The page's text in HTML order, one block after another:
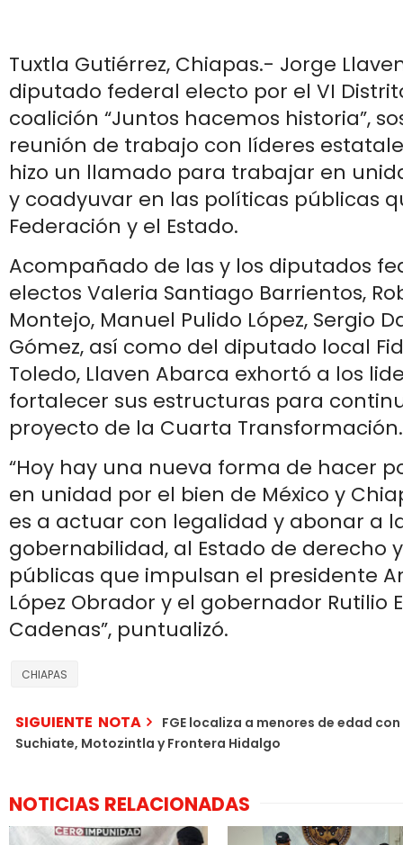
Tuxtla Gutiérrez, Chiapas.- Jorge
diputado federal electo por el VI
coalición “Juntos hacemos historia”,
reunión de trabajo con líderes
hizo un llamado para trabajar en
y coadyuvar en las políticas públicas
Federación y el Estado.
Acompañado de las y los diputados
electos Valeria Santiago Barrientos,
Montejo, Manuel Pulido López, Sergio
Gómez, así como del diputado local
Toledo, Llaven Abarca exhortó a los
fortalecer sus estructuras para
proyecto de la Cuarta
“Hoy hay una nueva forma de hacer
en unidad por el bien de México y
es a actuar con legalidad y abonar a
gobernabilidad, al Estado de derecho
públicas que impulsan el presidente
López Obrador y el gobernador Rutilio
Cadenas”, puntualizó.
CHIAPAS
SIGUIENTE NOTA
FGE localiza a menores de edad
Suchiate, Motozintla y Frontera Hidalgo
NOTICIAS RELACIONADAS